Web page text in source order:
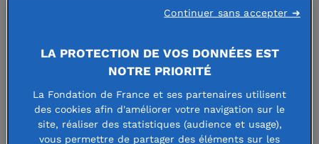
tels que les inégalités socio-
écologique.
Accompagner en proximité toutes
les formes de générosité
LA PROTECTION DE VOS DONNÉES EST
NOTRE PRIORITÉ
La Fondation de France et ses partenaires utilisent
des cookies afin d'améliorer votre navigation sur le
site, réaliser des statistiques (audience et usage),
vous permettre de partager des éléments sur les
Continuer sans accepter ➜